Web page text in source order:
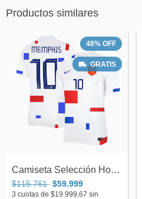
Productos similares
48% OFF
GRATIS
Camiseta Selección Holanda Suplente Nike...
$115.761 $59.999
3 cuotas de $19.999,67 sin